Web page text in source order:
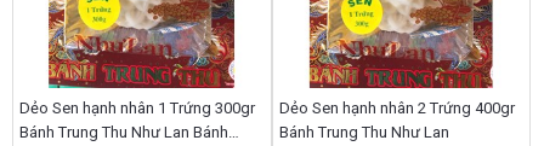
Dẻo Sen hạnh nhân 1 Trứng 300gr
Bánh Trung Thu Như Lan Bánh
Dẻo Sen hạnh nhân 2 Trứng 400gr
Bánh Trung Thu Như Lan